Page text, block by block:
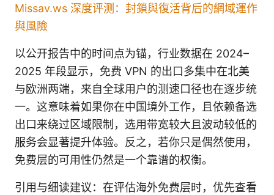
Missav.ws 深度评测：封鎖與復活背后的網域運作
與風險
以公开报告中的时间点为锚，行业数据在 2024–
2025 年段显示，免费 VPN 的出口多集中在北美
与欧洲两端，来自全球用户的测速口径也在逐步统
一。这意味着如果你在中国境外工作，且依赖备选
出口来绕过区域限制，选用带宽较大且波动较低的
服务会显著提升体验。反之，若你只是偶然使用，
免费层的可用性仍然是一个靠谱的权衡。
引用与细读建议：在评估海外免费层时，优先查看